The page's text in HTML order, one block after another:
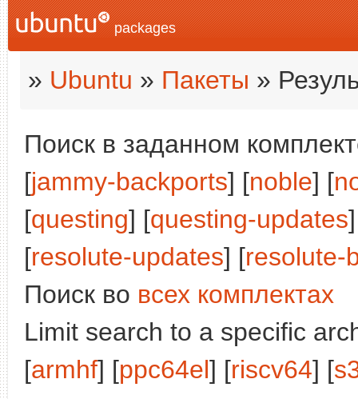
packages
» Ubuntu » Пакеты »
Поиск в заданном
[jammy-backports] [noble] [
[questing] [questing-updates
[resolute-updates] [resolute-
Поиск во всех комплектах
Limit search to a specific
[armhf] [ppc64el] [riscv64] [